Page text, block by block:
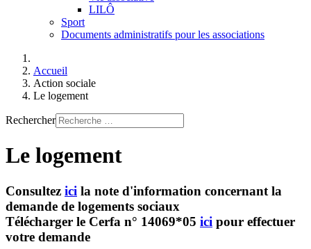
LILÔ
Sport
Documents administratifs pour les associations
Accueil
Action sociale
Le logement
Rechercher
Le logement
Consultez ici la note d'information concernant la
demande de logements sociaux
Télécharger le Cerfa n° 14069*05 ici pour effectuer
votre demande